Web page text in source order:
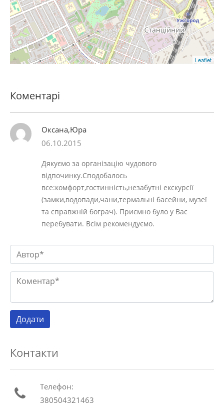
Leaflet
Коментарі
Оксана,Юра
06.10.2015
Дякуємо за організацію чудового
відпочинку.Сподобалось
все:комфорт,гостинність,незабутні екскурсії
(замки,водопади,чани,термальні басейни, музеї
та справжній бограч). Приємно було у Вас
перебувати. Всім рекомендуємо.
Контакти
Телефон:
380504321463